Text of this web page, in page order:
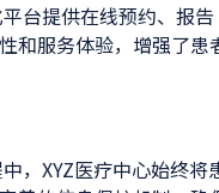
台提供在线预约、报告
和服务体验，增强了患
，XYZ医疗中心始终将